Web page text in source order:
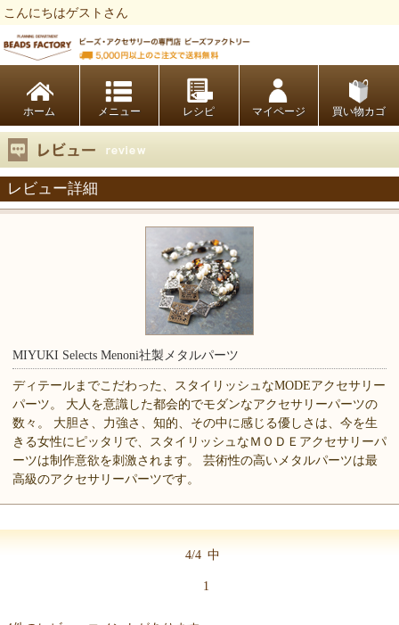
こんにちはゲストさん
ホーム レシピ マイページ 買い物カゴ
レビュー詳細
MIYUKI Selects Menoni社製メタルパーツ
ディテールまでこだわった、スタイリッシュなMODEアクセサリー
パーツ。 大人を意識した都会的でモダンなアクセサリーパーツの
数々。 大胆さ、力強さ、知的、その中に感じる優しさは、今を生
きる女性にピッタリで、スタイリッシュなＭＯＤＥアクセサリーパ
ーツは制作意欲を刺激されます。 芸術性の高いメタルパーツは最
高級のアクセサリーパーツです。
4/4 中
1